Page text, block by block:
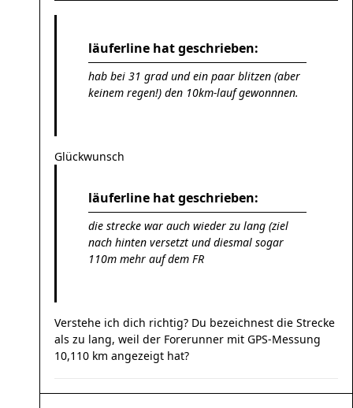
läuferline hat geschrieben:
hab bei 31 grad und ein paar blitzen (aber
keinem regen!) den 10km-lauf gewonnnen.
Glückwunsch
läuferline hat geschrieben:
die strecke war auch wieder zu lang (ziel
nach hinten versetzt und diesmal sogar
110m mehr auf dem FR
Verstehe ich dich richtig? Du bezeichnest die Strecke
als zu lang, weil der Forerunner mit GPS-Messung
10,110 km angezeigt hat?